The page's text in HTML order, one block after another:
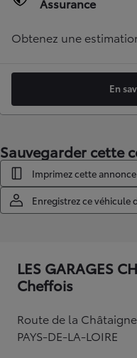
Obtenez une
En
Sauvegarder cette
Imprimez cette annonce
Enregistrez ce véhicule
LES GARAGES
Cheffois
Route de la
PAYS-DE-LA-LOIRE